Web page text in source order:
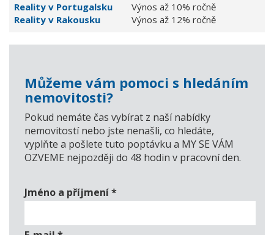
Reality v Portugalsku
Výnos až 10% ročně
Reality v Rakousku
Výnos až 12% ročně
Můžeme vám pomoci s hledáním
nemovitosti?
Pokud nemáte čas vybírat z naší nabídky
nemovitostí nebo jste nenašli, co hledáte,
vyplňte a pošlete tuto poptávku a MY SE VÁM
OZVEME nejpozději do 48 hodin v pracovní den.
Jméno a příjmení*